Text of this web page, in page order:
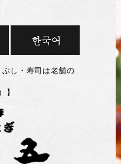
し・寿司は老舗の
】